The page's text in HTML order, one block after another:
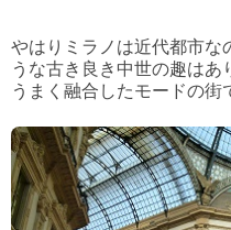
やはりミラノは近代都市な
うな古き良き中世の趣はあ
うまく融合したモードの街